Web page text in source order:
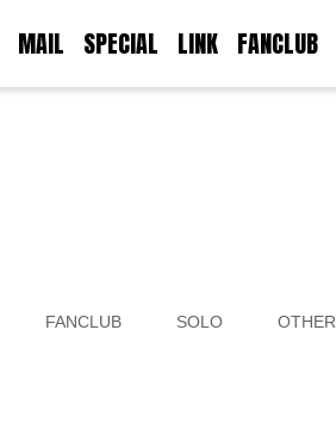
MAIL SPECIAL LINK FANCLUB
FANCLUB SOLO OTHER